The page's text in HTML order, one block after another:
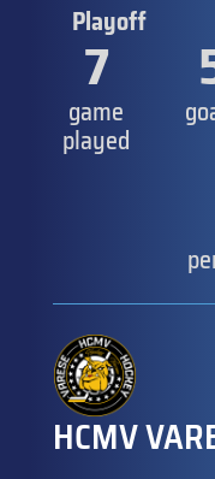
Playoff
7
game
played
HCMV